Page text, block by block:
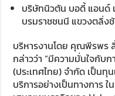
บริษัทนิวตัน บอดี้ แอนด์
บรมราชชนนี แขวงตลิ่ง
บริหารงานโดย คุณพีรพร
กล่าวว่า “มีความมั่นใจกับ
(ประเทศไทย) จำกัด เป็นทุ
บริการอย่างเป็นทางการ